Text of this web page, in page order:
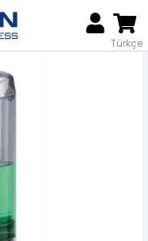
Türkçe